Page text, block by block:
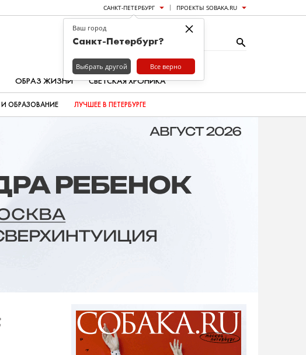
САНКТ-ПЕТЕРБУРГ ПРОЕКТЫ SOBAKA.RU
ОБРАЗ ЖИЗНИ СВЕТСКАЯ ХРОНИКА
И ОБРАЗОВАНИЕ ЛУЧШЕЕ В ПЕТЕРБУРГЕ
×
Ваш город
Санкт-Петербург?
Выбрать другой Все верно